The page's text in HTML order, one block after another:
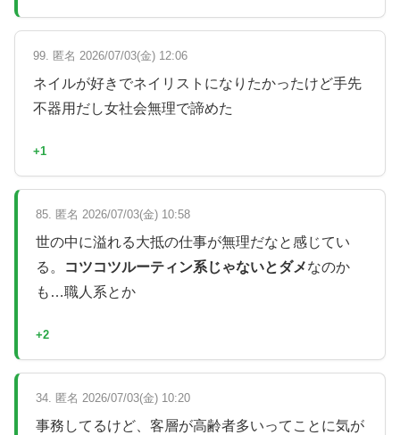
99. 匿名 2026/07/03(金) 12:06
ネイルが好きでネイリストになりたかったけど手先
不器用だし女社会無理で諦めた
+1
85. 匿名 2026/07/03(金) 10:58
世の中に溢れる大抵の仕事が無理だなと感じてい
る。
コツコツルーティン系じゃないとダメなのか
も…職人系とか
+2
34. 匿名 2026/07/03(金) 10:20
事務してるけど、客層が高齢者多いってことに気が